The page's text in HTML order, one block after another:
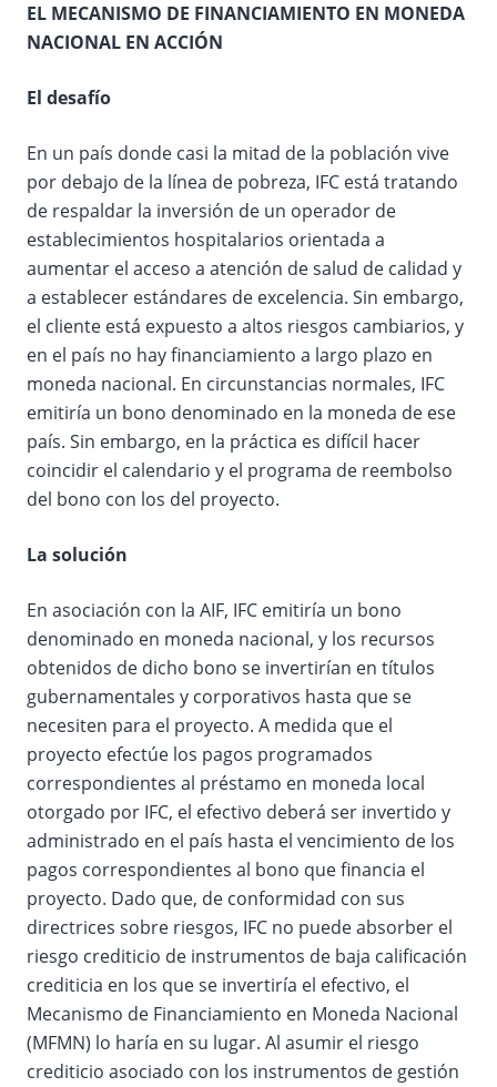
EL MECANISMO DE FINANCIAMIENTO EN MONEDA
NACIONAL EN ACCIÓN
El desafío
En un país donde casi la mitad de la población vive
por debajo de la línea de pobreza, IFC está tratando
de respaldar la inversión de un operador de
establecimientos hospitalarios orientada a
aumentar el acceso a atención de salud de calidad y
a establecer estándares de excelencia. Sin embargo,
el cliente está expuesto a altos riesgos cambiarios, y
en el país no hay financiamiento a largo plazo en
moneda nacional. En circunstancias normales, IFC
emitiría un bono denominado en la moneda de ese
país. Sin embargo, en la práctica es difícil hacer
coincidir el calendario y el programa de reembolso
del bono con los del proyecto.
La solución
En asociación con la AIF, IFC emitiría un bono
denominado en moneda nacional, y los recursos
obtenidos de dicho bono se invertirían en títulos
gubernamentales y corporativos hasta que se
necesiten para el proyecto. A medida que el
proyecto efectúe los pagos programados
correspondientes al préstamo en moneda local
otorgado por IFC, el efectivo deberá ser invertido y
administrado en el país hasta el vencimiento de los
pagos correspondientes al bono que financia el
proyecto. Dado que, de conformidad con sus
directrices sobre riesgos, IFC no puede absorber el
riesgo crediticio de instrumentos de baja calificación
crediticia en los que se invertiría el efectivo, el
Mecanismo de Financiamiento en Moneda Nacional
(MFMN) lo haría en su lugar. Al asumir el riesgo
crediticio asociado con los instrumentos de gestión